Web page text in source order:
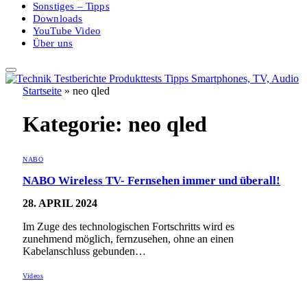
Sonstiges – Tipps
Downloads
YouTube Video
Über uns
Startseite » neo qled
Kategorie: neo qled
NABO
NABO Wireless TV- Fernsehen immer und überall!
28. APRIL 2024
Im Zuge des technologischen Fortschritts wird es
zunehmend möglich, fernzusehen, ohne an einen
Kabelanschluss gebunden…
Videos